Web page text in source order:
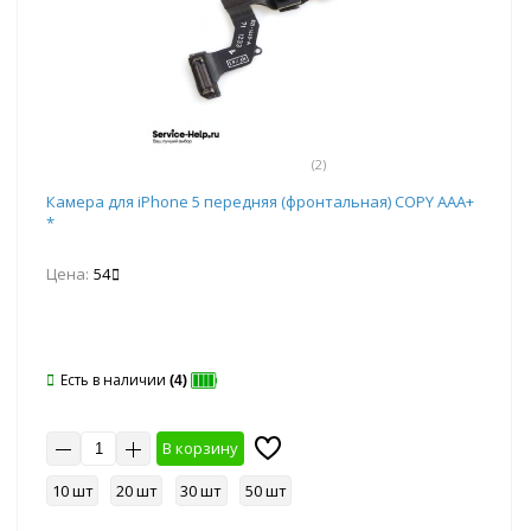
(2)
Камера для iPhone 5 передняя (фронтальная) COPY ААА+
*
Цена: 54
Есть в наличии (4)
В корзину
10 шт
20 шт 30 шт 50 шт